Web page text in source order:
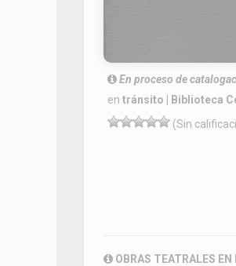
En proceso de
en tránsito | Biblioteca
(Sin
OBRAS TEATRALES EN